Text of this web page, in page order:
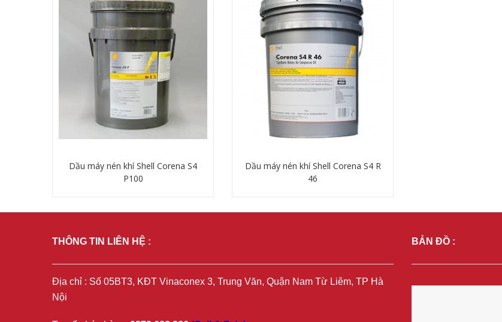
Dầu máy nén khí Shell Corena S4
P100
Dầu máy nén khí Shell Corena S4 R
46
THÔNG TIN LIÊN HỆ :
Địa chỉ : Số 05BT3, KĐT Vinaconex 3, Trung Văn, Quận Nam Từ Liêm, TP Hà
Nội
BẢN ĐỒ :